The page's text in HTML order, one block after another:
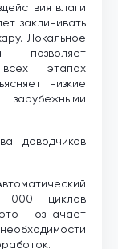
влаги
заклинивать
Локальное
позволяет
этапах
низкие
доводчиков
000 циклов
означает